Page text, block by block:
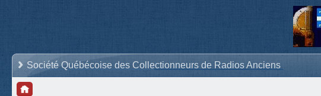
Société Québécoise des Collectionneurs de Radios Anciens